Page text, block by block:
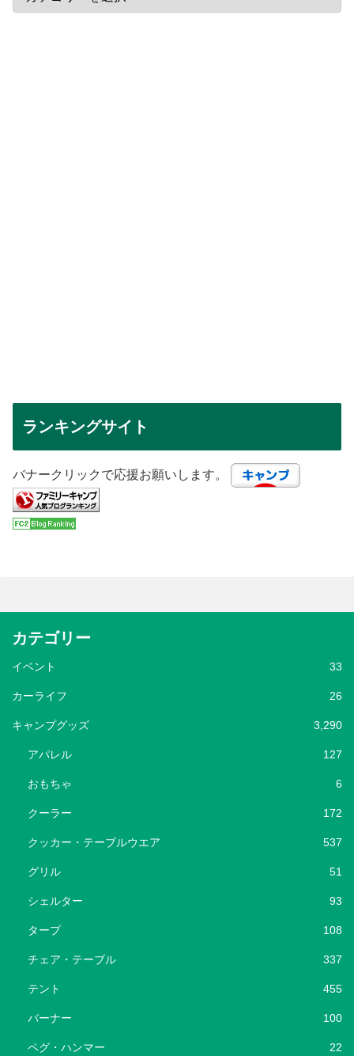
ランキングサイト
バナークリックで応援お願いします。
カテゴリー
イベント 33
カーライフ 26
キャンプグッズ 3,290
アパレル 127
おもちゃ 6
クーラー 172
クッカー・テーブルウエア 537
グリル 51
シェルター 93
タープ 108
チェア・テーブル 337
テント 455
バーナー 100
ペグ・ハンマー 22